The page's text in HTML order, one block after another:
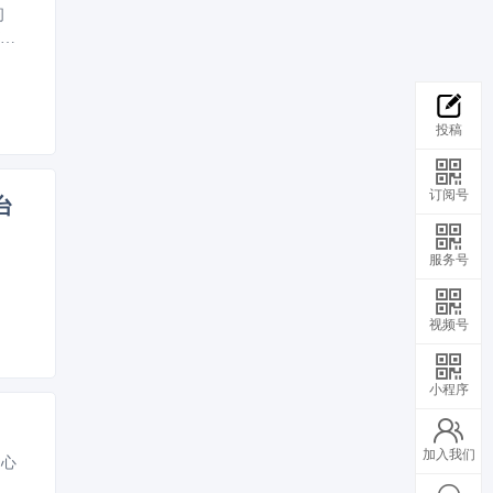
投稿
订阅号
服务号
视频号
小程序
加入我们